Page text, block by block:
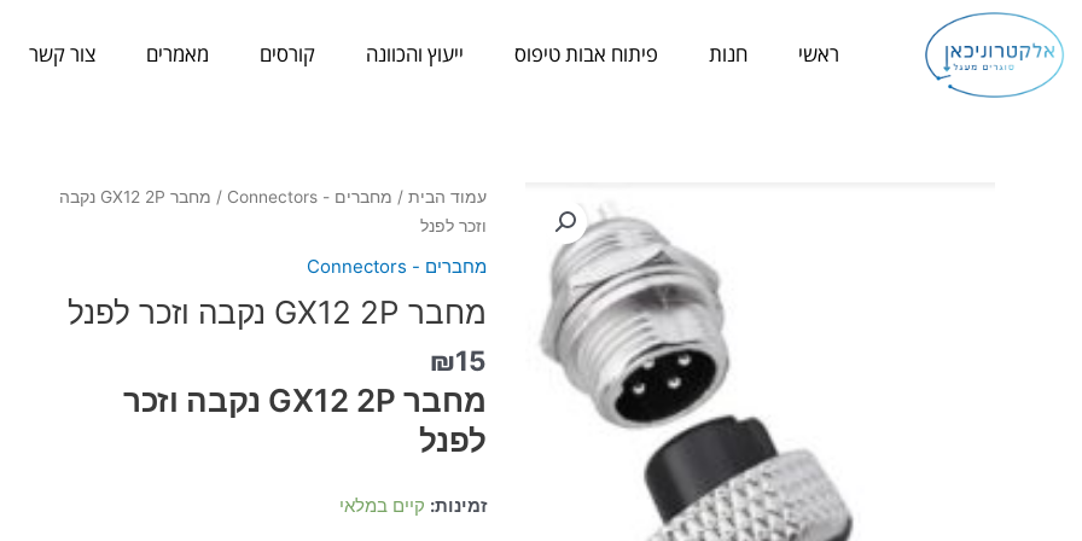
לתוכן
ראשי חנות פיתוח אבות טיפוס ייעוץ והכוונה קורסים מאמרים צור קשר
עמוד הבית/ מחברים - Connectors
/ מחבר GX12 2P נקבה
וזכר לפנל
מחברים - Connectors
מחבר GX12 2P נקבה וזכר לפנל
₪15
מחבר GX12 2P נקבה וזכר
לפנל
זמינות: קיים במלאי
כמות
של
2P
וזכר
לפנל